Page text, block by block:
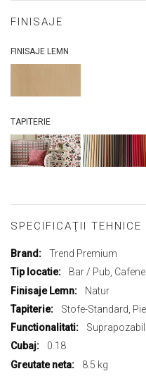
FINISAJE
FINISAJE LEMN
TAPITERIE
SPECIFICAŢII TEHNICE
Mai
multe
Trend Premium
Bar / Pub,
Natur
Stofe-Standard,
0.18
8.5 kg